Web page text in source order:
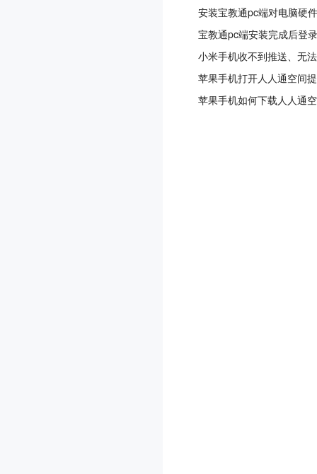
安装宝教通pc端对电脑硬
宝教通pc端安装完成后登
小米手机收不到推送、无
苹果手机打开人人通空间
苹果手机如何下载人人通